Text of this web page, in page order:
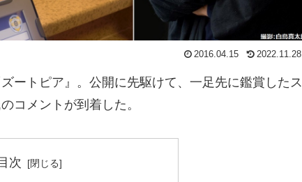
2016.04.15 2022.11.28
ートピア』。公開に先駆けて、一足先に鑑賞したス
コメントが到着した。
次